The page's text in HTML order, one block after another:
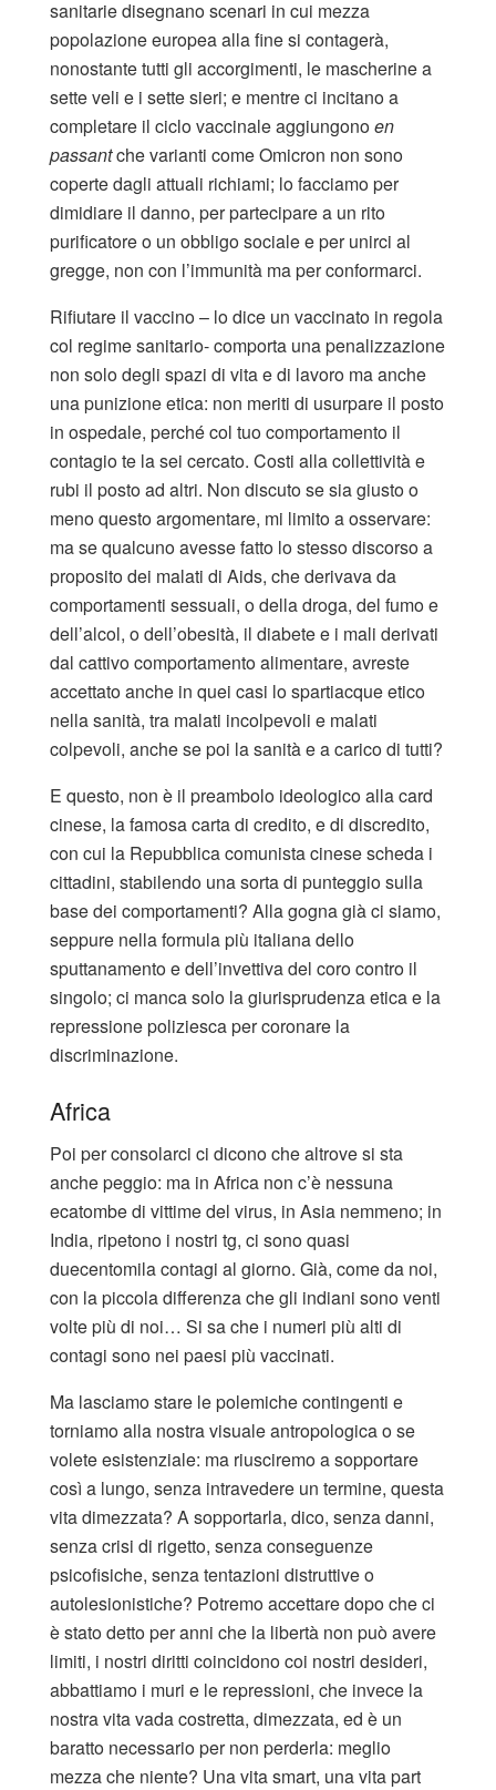
sanitarie disegnano scenari in cui mezza
popolazione europea alla fine si contagerà,
nonostante tutti gli accorgimenti, le mascherine a
sette veli e i sette sieri; e mentre ci incitano a
completare il ciclo vaccinale aggiungonoen
passantche varianti come Omicron non sono
coperte dagli attuali richiami; lo facciamo per
dimidiare il danno, per partecipare a un rito
purificatore o un obbligo sociale e per unirci al
gregge, non con l’immunità ma per conformarci.
Rifiutare il vaccino – lo dice un vaccinato in regola
col regime sanitario- comporta una penalizzazione
non solo degli spazi di vita e di lavoro ma anche
una punizione etica: non meriti di usurpare il posto
in ospedale, perché col tuo comportamento il
contagio te la sei cercato. Costi alla collettività e
rubi il posto ad altri. Non discuto se sia giusto o
meno questo argomentare, mi limito a osservare:
ma se qualcuno avesse fatto lo stesso discorso a
proposito dei malati di Aids, che derivava da
comportamenti sessuali, o della droga, del fumo e
dell’alcol, o dell’obesità, il diabete e i mali derivati
dal cattivo comportamento alimentare, avreste
accettato anche in quei casi lo spartiacque etico
nella sanità, tra malati incolpevoli e malati
colpevoli, anche se poi la sanità e a carico di tutti?
E questo, non è il preambolo ideologico alla card
cinese, la famosa carta di credito, e di discredito,
con cui la Repubblica comunista cinese scheda i
cittadini, stabilendo una sorta di punteggio sulla
base dei comportamenti? Alla gogna già ci siamo,
seppure nella formula più italiana dello
sputtanamento e dell’invettiva del coro contro il
singolo; ci manca solo la giurisprudenza etica e la
repressione poliziesca per coronare la
discriminazione.
Africa
Poi per consolarci ci dicono che altrove si sta
anche peggio: ma in Africa non c’è nessuna
ecatombe di vittime del virus, in Asia nemmeno; in
India, ripetono i nostri tg, ci sono quasi
duecentomila contagi al giorno. Già, come da noi,
con la piccola differenza che gli indiani sono venti
volte più di noi… Si sa che i numeri più alti di
contagi sono nei paesi più vaccinati.
Ma lasciamo stare le polemiche contingenti e
torniamo alla nostra visuale antropologica o se
volete esistenziale: ma riusciremo a sopportare
così a lungo, senza intravedere un termine, questa
vita dimezzata? A sopportarla, dico, senza danni,
senza crisi di rigetto, senza conseguenze
psicofisiche, senza tentazioni distruttive o
autolesionistiche? Potremo accettare dopo che ci
è stato detto per anni che la libertà non può avere
limiti, i nostri diritti coincidono coi nostri desideri,
abbattiamo i muri e le repressioni, che invece la
nostra vita vada costretta, dimezzata, ed è un
baratto necessario per non perderla: meglio
mezza che niente? Una vita smart, una vita part